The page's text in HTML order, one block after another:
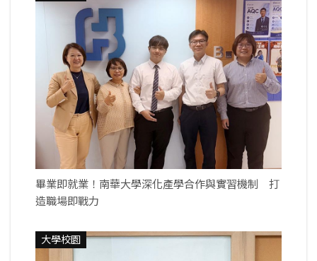
畢業即就業！南華大學深化產學合作與實習機制 打
造職場即戰力
大學校園